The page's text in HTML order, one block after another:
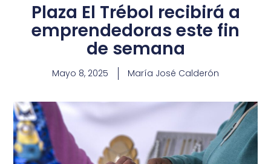
Plaza El Trébol recibirá a
emprendedoras este fin
de semana
Mayo 8, 2025 María José Calderón